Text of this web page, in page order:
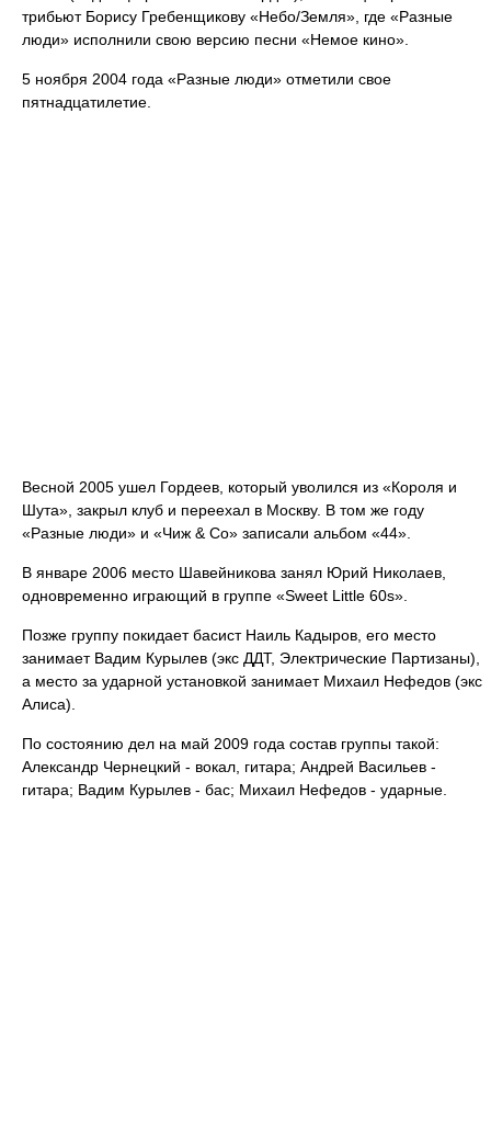
трибьют Борису Гребенщикову «Небо/Земля», где «Разные
люди» исполнили свою версию песни «Немое кино».
5 ноября 2004 года «Разные люди» отметили свое
пятнадцатилетие.
Весной 2005 ушел Гордеев, который уволился из «Короля и
Шута», закрыл клуб и переехал в Москву. В том же году
«Разные люди» и «Чиж & Co» записали альбом «44».
В январе 2006 место Шавейникова занял Юрий Николаев,
одновременно играющий в группе «Sweet Little 60s».
Позже группу покидает басист Наиль Кадыров, его место
занимает Вадим Курылев (экс ДДТ, Электрические Партизаны),
а место за ударной установкой занимает Михаил Нефедов (экс
Алиса).
По состоянию дел на май 2009 года состав группы такой:
Александр Чернецкий - вокал, гитара; Андрей Васильев -
гитара; Вадим Курылев - бас; Михаил Нефедов - ударные.